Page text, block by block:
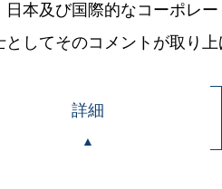
日本及び国際的なコーポレ
としてそのコメントが取り
詳細